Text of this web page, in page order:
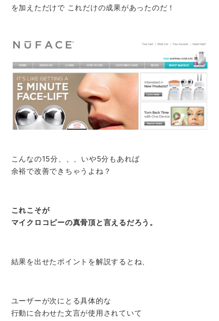
を加えただけで これだけの成果があったのだ！
こんなの15分、、、いや5分もあれば
余裕で改善できちゃうよね？
これこそが
マイクロコピーの真骨頂と言えるだろう。
結果を出せたポイントを解説するとね、
ユーザーが次にとる具体的な
行動に合わせた文言が使用されていて